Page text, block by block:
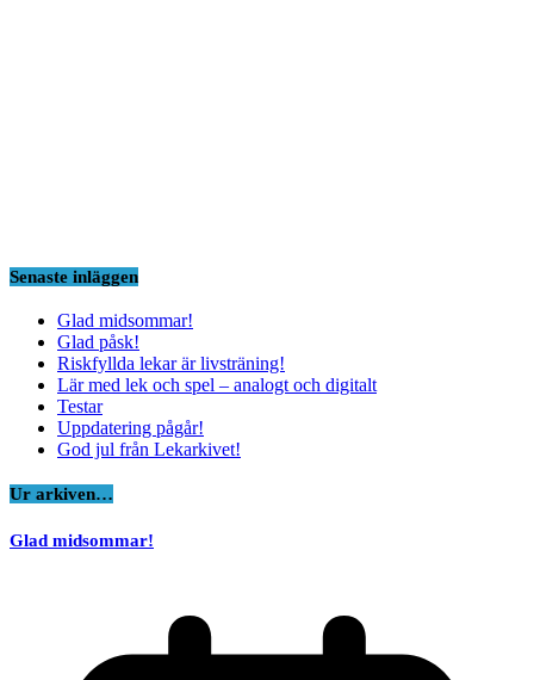
Senaste inläggen
Glad midsommar!
Glad påsk!
Riskfyllda lekar är livsträning!
Lär med lek och spel – analogt och digitalt
Testar
Uppdatering pågår!
God jul från Lekarkivet!
Ur arkiven…
Glad midsommar!